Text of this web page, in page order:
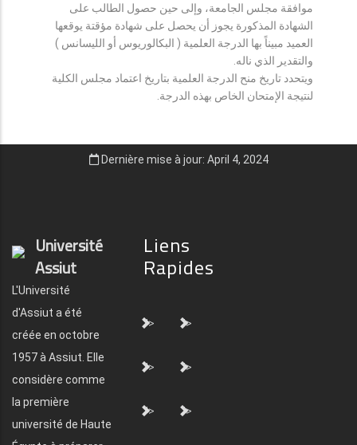
موافقة مجلس الجامعة، وإلى حين حصول الطالب على
الشهادة المذكورة يجوز أن يحصل على شهادة مؤقتة يوقعها
العميد مبيناً بها الدرجة العلمية ( البكالوريوس أو الليسانس )
والتقدير الذي ناله.
ويتحدد تاريخ منح الدرجة العلمية بتاريخ اعتماد مجلس الكلية
لنتيجة الإمتحان الخاص بهذه الدرجة.
Dernière mise à jour: April 4, 2024
Université
Assiut
L'Université
d'Assiut a été
créée en octobre
1957 à Assiut. Elle
considère comme
la première
université de Haute
Liens
Rapides
"> ">
"> ">
"> ">